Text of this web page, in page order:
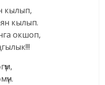
кылып,
кылып.
окшоп,